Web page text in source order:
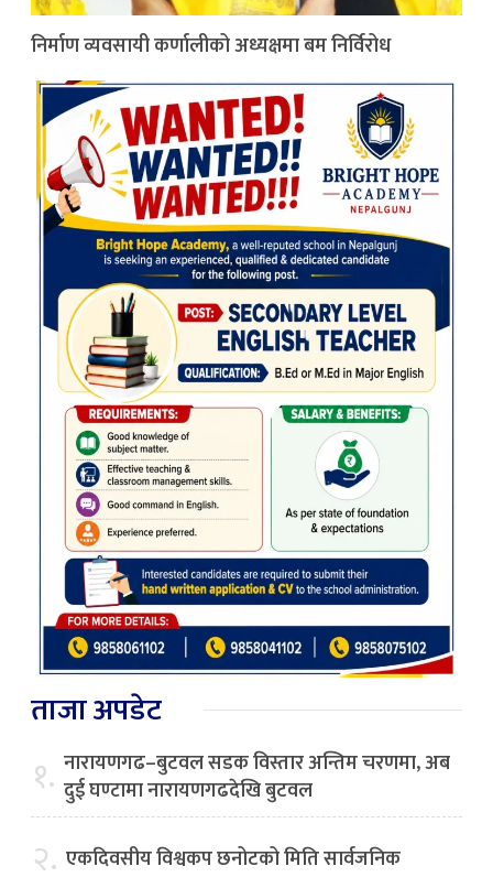
निर्माण व्यवसायी कर्णालीको अध्यक्षमा बम निर्विरोध
ताजा अपडेट
१. नारायणगढ–बुटवल सडक विस्तार अन्तिम चरणमा, अब
दुई घण्टामा नारायणगढदेखि बुटवल
२. एकदिवसीय विश्वकप छनोटको मिति सार्वजनिक